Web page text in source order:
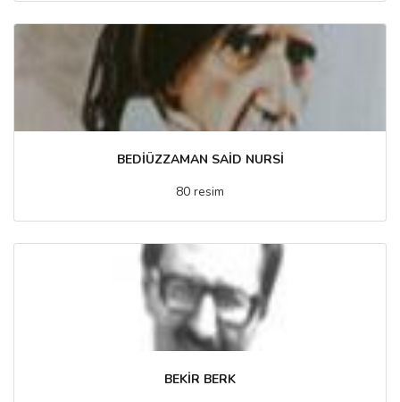
BEDİÜZZAMAN SAİD NURSİ
80 resim
BEKİR BERK